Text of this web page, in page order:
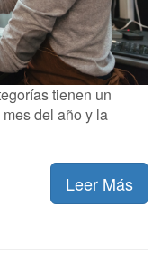
tienen un
del año y la
Leer Más